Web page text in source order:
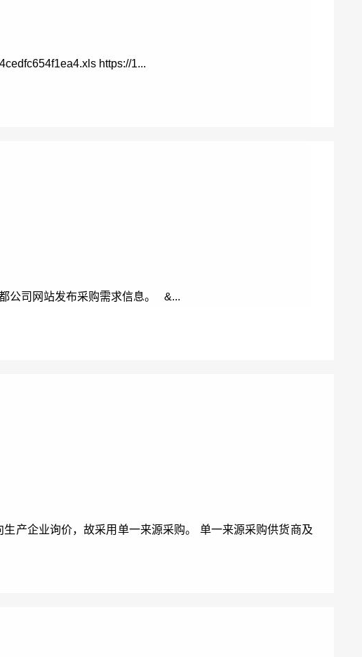
https://1...
公司网站发布采购需求信息。 &...
产企业询价，故采用单一来源采购。 单一来源采购供货商及